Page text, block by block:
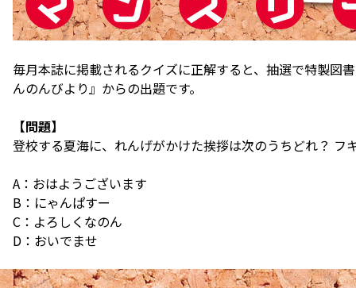
毎月本誌に掲載されるクイズに正解すると、抽選で特製
んのんびより』からの出題です。
【問題】
登校する夏海に、れんげがかけた挨拶は次のうちどれ？
A：おはようございます
B：にゃんぱすー
C：よろしくなのん
D：おいでませ